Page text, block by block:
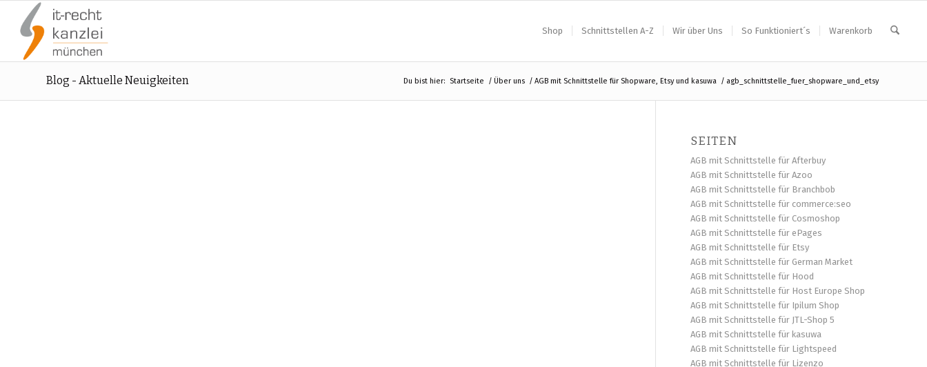
Shop Schnittstellen A-Z Wir über Uns So Funktioniert´s Warenkorb
Blog - Aktuelle Neuigkeiten Du bist hier: Startseite / Über uns / AGB mit Schnittstelle für Shopware, Etsy und kasuwa / agb_schnittstelle_fuer_shopware_und_etsy
SEITEN
AGB mit Schnittstelle für Afterbuy
AGB mit Schnittstelle für Azoo
AGB mit Schnittstelle für Branchbob
AGB mit Schnittstelle für commerce:seo
AGB mit Schnittstelle für Cosmoshop
AGB mit Schnittstelle für ePages
AGB mit Schnittstelle für Etsy
AGB mit Schnittstelle für German Market
AGB mit Schnittstelle für Hood
AGB mit Schnittstelle für Host Europe Shop
AGB mit Schnittstelle für Ipilum Shop
AGB mit Schnittstelle für JTL-Shop 5
AGB mit Schnittstelle für kasuwa
AGB mit Schnittstelle für Lightspeed
AGB mit Schnittstelle für Lizenzo